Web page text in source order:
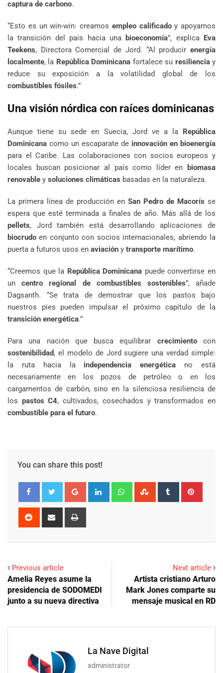
captura de carbono.
“Esto es un win-win: creamos empleo calificadoy apoyamos
la transición del país hacia una bioeconomía”, explica Eva
Teekens, Directora Comercial de Jord. “Al producir energía
localmente, la República Dominicana fortalece su resilienciay
reduce su exposición a la volatilidad global de los
combustibles fósiles.”
Una visión nórdica con raíces dominicanas
Aunque tiene su sede en Suecia, Jord ve a la República
Dominicana como un escaparate de innovación en bioenergía
para el Caribe. Las colaboraciones con socios europeos y
locales buscan posicionar al país como líder en
biomasa
renovable y soluciones climáticas basadas en la naturaleza.
La primera línea de producción en San Pedro de Macorís se
espera que esté terminada a finales de año. Más allá de los
pellets, Jord también está desarrollando aplicaciones de
biocrudo en conjunto con socios internacionales, abriendo la
puerta a futuros usos en aviación y transporte marítimo.
“Creemos que la República Dominicana puede convertirse en
uncentro regional de combustibles sostenibles”, añade
Dagsanth. “Se trata de demostrar que los pastos bajo
nuestros pies pueden impulsar el próximo capítulo de la
transición energética.”
Para una nación que busca equilibrar crecimientocon
sostenibilidad, el modelo de Jord sugiere una verdad simple:
la ruta hacia la independencia energética no está
necesariamente en los pozos de petróleo o en los
cargamentos de carbón, sino en la silenciosa resiliencia de
los pastos C4, cultivados, cosechados y transformados en
combustible para el futuro.
You can share this post!
Google+ LinkedIn WhatsappStumbleUpon
Tumblr
Reddit
Share
Previous article
Amelia Reyes asume la
presidencia de SODOMEDI
junto a su nueva directiva
Next article
Artista cristiano Arturo
Mark Jones comparte su
mensaje musical en RD
La Nave Digital
administrator